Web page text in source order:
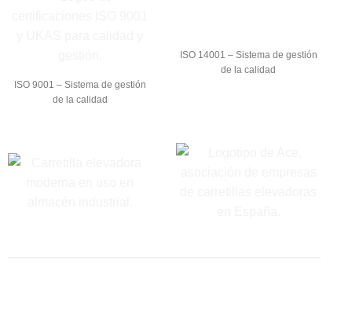
ISO 9001 – Sistema de gestión
de la calidad
ISO 14001 – Sistema de gestión
de la calidad